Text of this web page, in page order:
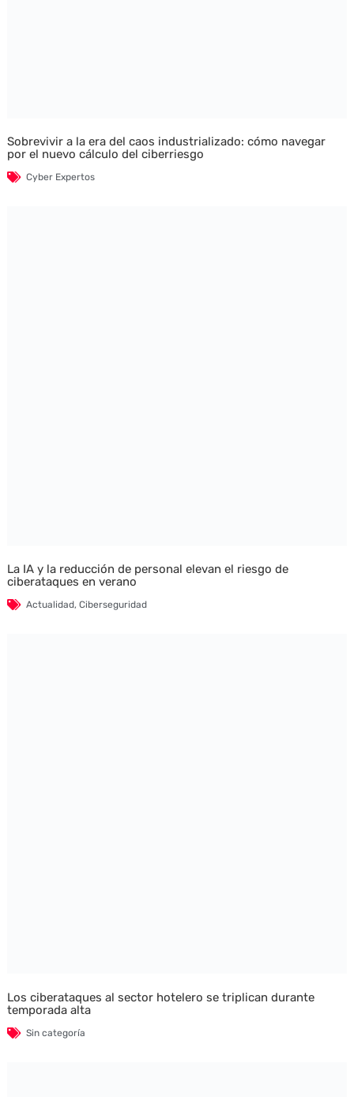
Sobrevivir a la era del caos industrializado: cómo navegar
por el nuevo cálculo del ciberriesgo
Cyber Expertos
La IA y la reducción de personal elevan el riesgo de
ciberataques en verano
Actualidad, Ciberseguridad
Los ciberataques al sector hotelero se triplican durante
temporada alta
Sin categoría